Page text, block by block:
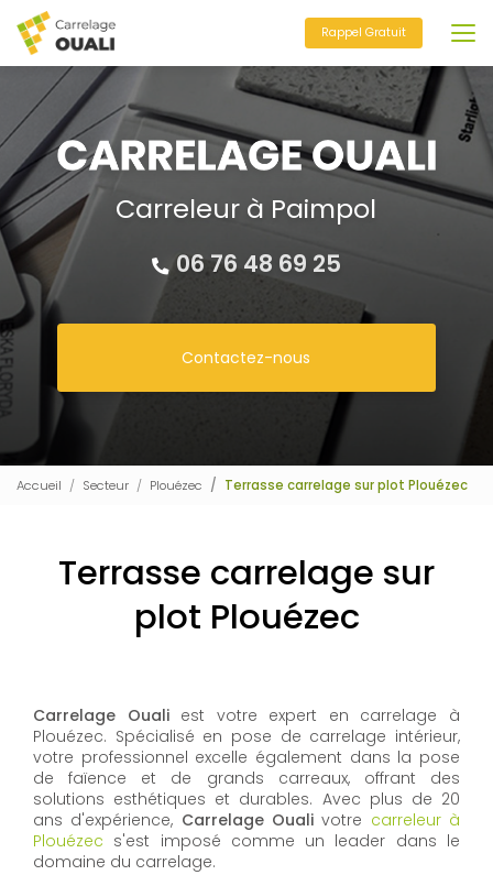
au
contenu
principal
Rappel Gratuit
Carreleur à Paimpol
06 76 48 69 25
Contactez-nous
Accueil Secteur Plouézec Terrasse carrelage sur plot Plouézec
Terrasse carrelage sur
plot Plouézec
Carrelage Oualiest votre expert en carrelage à
Plouézec. Spécialisé en pose de carrelage intérieur,
votre professionnel excelle également dans la pose
de faïence et de grands carreaux, offrant des
solutions esthétiques et durables. Avec plus de 20
ans d'expérience, Carrelage Ouali votre carreleur à
Plouézec s'est imposé comme un leader dans le
domaine du carrelage.